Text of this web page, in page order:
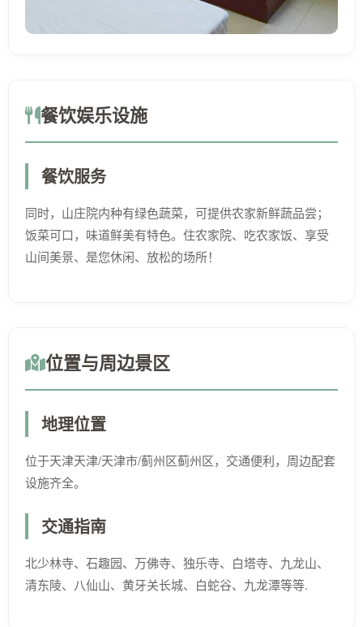
餐饮娱乐设施
餐饮服务
同时，山庄院内种有绿色蔬菜，可提供农家新鲜蔬品尝；
饭菜可口，味道鲜美有特色。住农家院、吃农家饭、享受
山间美景、是您休闲、放松的场所！
位置与周边景区
地理位置
位于天津天津/天津市/蓟州区蓟州区，交通便利，周边配套
设施齐全。
交通指南
北少林寺、石趣园、万佛寺、独乐寺、白塔寺、九龙山、
清东陵、八仙山、黄牙关长城、白蛇谷、九龙潭等等.